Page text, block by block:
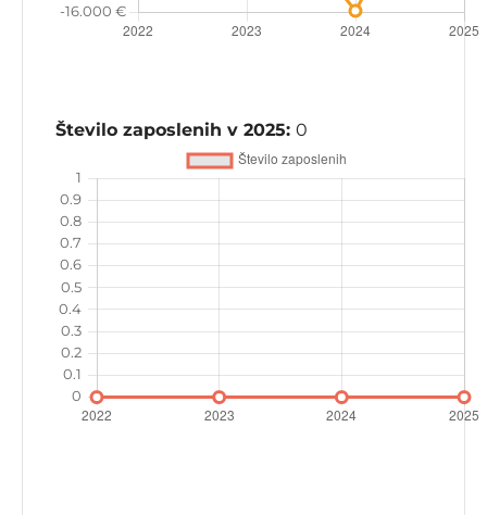
Število zaposlenih v 2025: 0